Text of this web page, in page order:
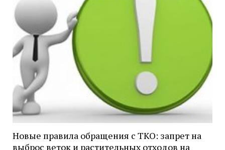
Новые правила обращения с ТКО: запрет на
выброс веток и растительных отходов на